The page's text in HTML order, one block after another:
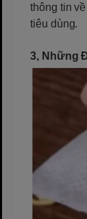
thông tin
tiêu dùng.
3, Những